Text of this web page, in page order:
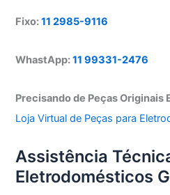
Fixo:11 2985-9116
WhastApp:11 99331-2476
Precisando de Peças Originais
Loja Virtual de Peças para
Assistência
Eletrodomésticos